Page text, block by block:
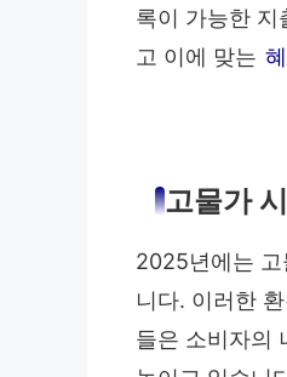
록이 가능한 지
고 이에 맞는
고물가
2025년에는 고
니다. 이러한
들은 소비자의